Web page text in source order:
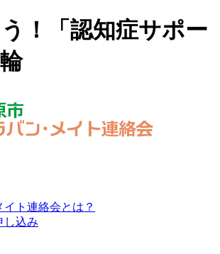
！「認知症サポー
イト連絡会とは？
し込み